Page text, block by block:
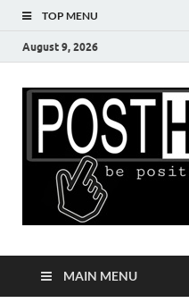
TOP MENU
August 9, 2026
MAIN MENU